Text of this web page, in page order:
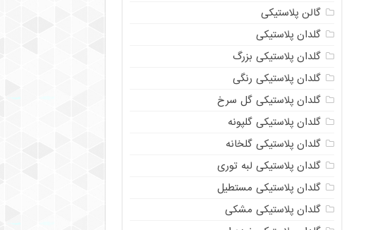
گالن پلاستیکی
گلدان پلاستیکی
گلدان پلاستیکی بزرگ
گلدان پلاستیکی رنگی
گلدان پلاستیکی گل سرخ
گلدان پلاستیکی گلپونه
گلدان پلاستیکی گلخانه
گلدان پلاستیکی لبه توری
گلدان پلاستیکی مستطیل
گلدان پلاستیکی مشکی